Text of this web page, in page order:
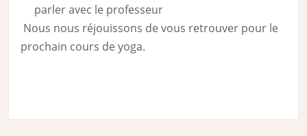
parler avec le professeur
Nous nous réjouissons de vous retrouver pour le
prochain cours de yoga.